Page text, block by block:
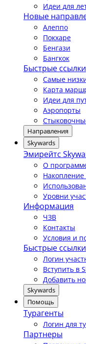
Идеи для
Новые
Алеппо
Покхаре
Бенгази
Бангкок
Быстрые ссылки
Самые
Карта
Идеи для
Аэропорты
Направления
Skywards
Эмирейтс
О
Уровни
Информация
ЧЗВ
Контакты
Условия и
Быстрые ссылки
Логин
Вступить в
Добавить
Skywards
Помощь
Турагенты
Логин для
Партнеры